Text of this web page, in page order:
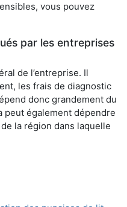
vous pouvez
par les entreprises
de l’entreprise. Il
les frais de diagnostic
donc grandement du
peut également dépendre
la région dans laquelle